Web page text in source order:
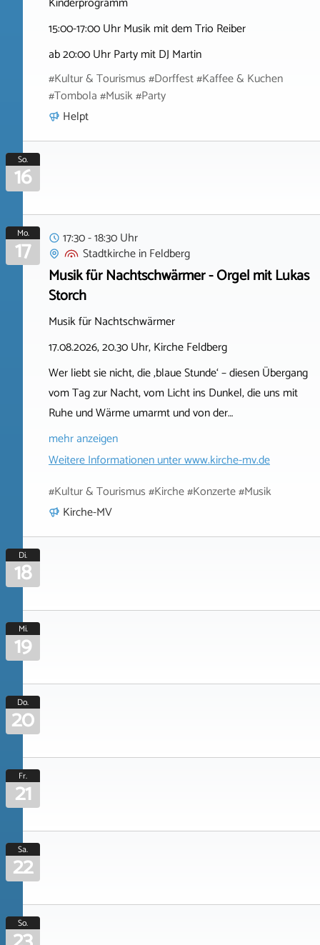
15:00-17:00 Uhr Musik mit dem Trio Reiber
ab 20:00 Uhr Party mit DJ Martin
#Kultur & Tourismus #Dorffest #Kaffee & Kuchen
#Tombola #Musik #Party
Helpt
So.
16
Mo.
17
17:30 - 18:30 Uhr
StadtkircheinFeldberg
Musik für Nachtschwärmer - Orgel mit Lukas
Storch
Musik für Nachtschwärmer
17.08.2026, 20.30 Uhr, Kirche Feldberg
Wer liebt sie nicht, die ‚blaue Stunde‘ – diesen Übergang
vom Tag zur Nacht, vom Licht ins Dunkel, die uns mit
Ruhe und Wärme umarmt und von der…
mehr anzeigen
Weitere Informationen unterwww.kirche-mv.de
#Kultur & Tourismus #Kirche #Konzerte #Musik
Kirche-MV
Di.
18
Mi.
19
Do.
20
Fr.
21
Sa.
22
So.